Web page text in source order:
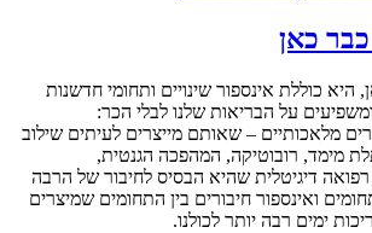
אינספור שינויים ותחומי חדשנות
על הבריאות שלנו לבלי הכר:
– שאותם מייצרים לעיתים שילוב
רובוטיקה, המהפכה הגנטית,
דיגיטלית שהיא הבסיס לחיבור של הרבה
חיבורים בין התחומים שמיצרים
רבה יותר לכולנו.